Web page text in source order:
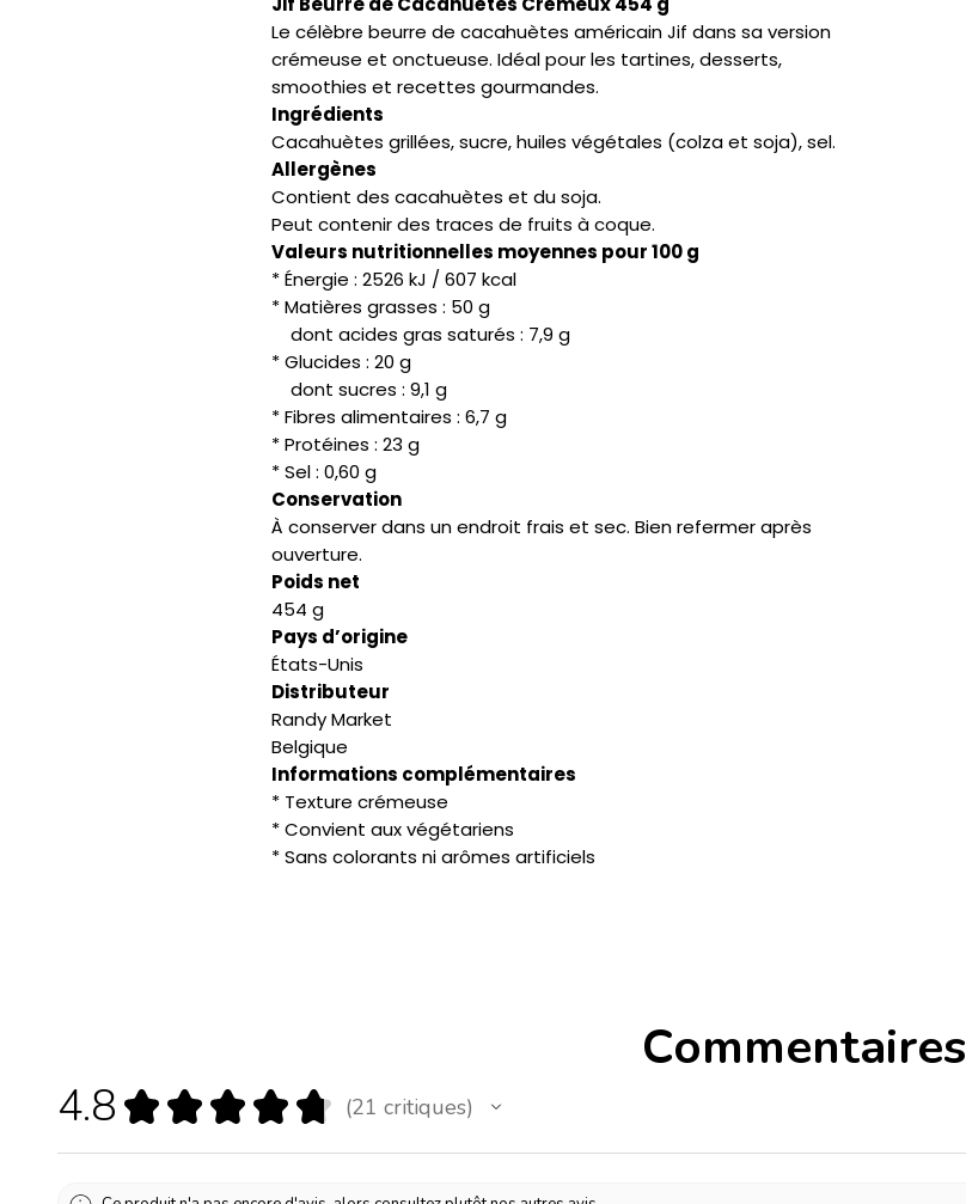
Le célèbre beurre de cacahuètes américain Jif dans sa version
crémeuse et onctueuse. Idéal pour les tartines, desserts,
smoothies et recettes gourmandes.
Ingrédients
Cacahuètes grillées, sucre, huiles végétales (colza et soja), sel.
Allergènes
Contient des cacahuètes et du soja.
Peut contenir des traces de fruits à coque.
Valeurs nutritionnelles moyennes pour 100 g
* Énergie : 2526 kJ / 607 kcal
* Matières grasses : 50 g
dont acides gras saturés : 7,9 g
* Glucides : 20 g
dont sucres : 9,1 g
* Fibres alimentaires : 6,7 g
* Protéines : 23 g
* Sel : 0,60 g
Conservation
À conserver dans un endroit frais et sec. Bien refermer après
ouverture.
Poids net
454 g
Pays d’origine
États-Unis
Distributeur
Randy Market
Belgique
Informations complémentaires
* Texture crémeuse
* Convient aux végétariens
* Sans colorants ni arômes artificiels
Commentaires
4.8 ★ ★ ★ ★ ★ 21 critiques
21